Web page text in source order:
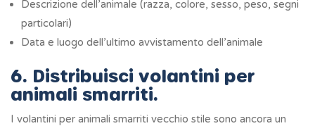
Descrizione dell’animale (razza, colore, sesso, peso, segni
particolari)
Data e luogo dell’ultimo avvistamento dell’animale
6. Distribuisci volantini per
animali smarriti.
I volantini per animali smarriti vecchio stile sono ancora un